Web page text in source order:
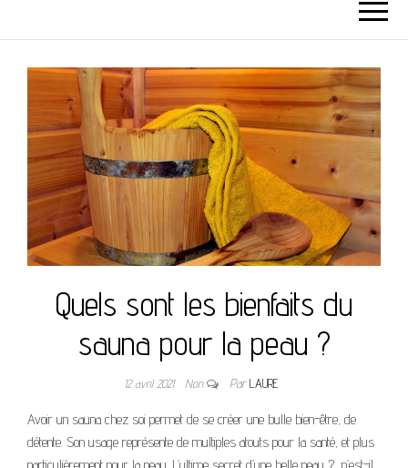
Quels sont les bienfaits du
sauna pour la peau ?
12 avril 2021 Non ParLAURE
Avoir un sauna chez soi permet de se créer une bulle bien-être, de
détente. Son usage représente de multiples atouts pour la santé, et plus